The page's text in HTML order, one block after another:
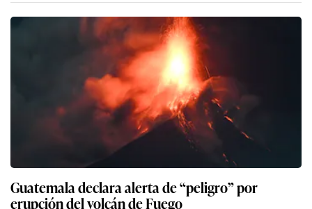
Guatemala declara alerta de “peligro” por
erupción del volcán de Fuego